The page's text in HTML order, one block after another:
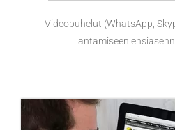
Videopuhelut (WhatsApp,
antamiseen